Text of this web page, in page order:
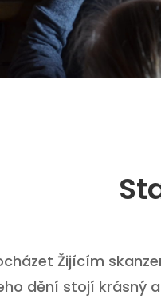
Žijícím
dění stojí krásný